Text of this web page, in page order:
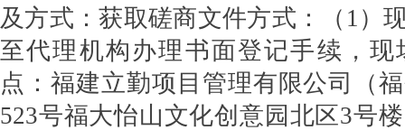
及方式：获取磋商文件方式：（1）
至代理机构办理书面登记手续，
点：福建立勤项目管理有限公司（
523号福大怡山文化创意园北区3号